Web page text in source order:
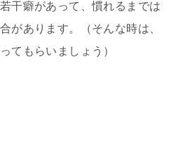
干癖があって、慣れるまでは
があります。（そんな時は、
てもらいましょう）